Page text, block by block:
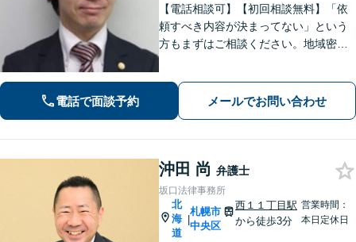
【電話相談可】【初回相談無料】「依
頼すべき内容が決まってない」という
方もまずはご相談ください。地域密着
解決を目指します。刑事事件、離婚問
題、企業法務など幅広く対応できます
電話で面談予約 メールでお問い合わせ
沖田 尚 弁護士
坂口法律事務所
北
海
道
|
札幌市
中央区
西１１丁目駅
から徒歩3分
営業時間：
本日定休日